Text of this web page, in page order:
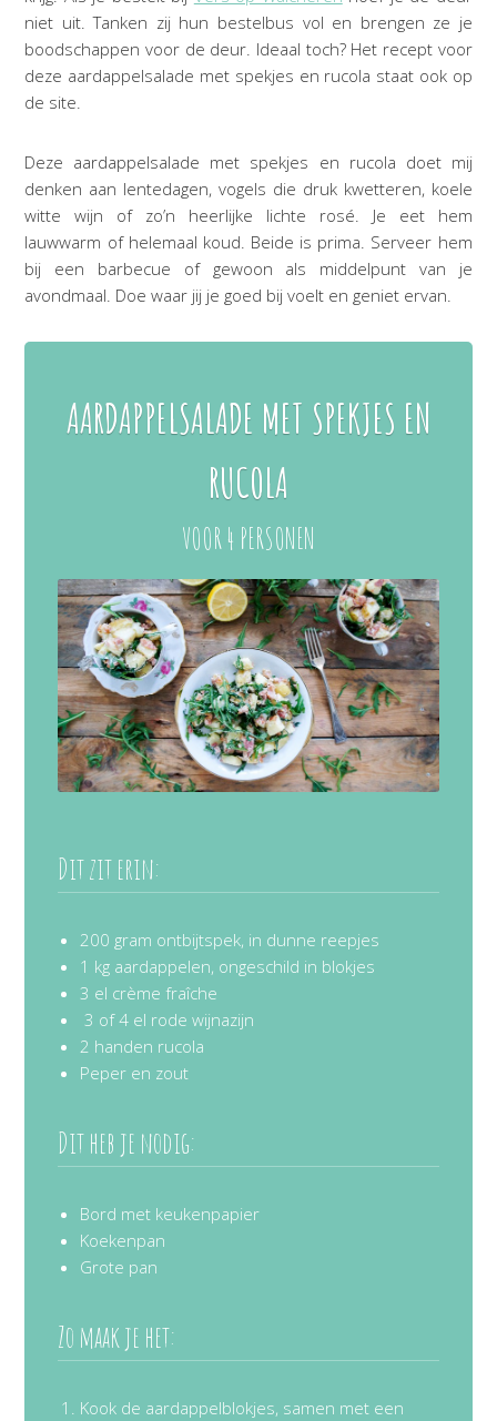
niet uit. Tanken zij hun bestelbus vol en brengen ze je
boodschappen voor de deur. Ideaal toch? Het recept voor
deze aardappelsalade met spekjes en rucola staat ook op
de site.
Deze aardappelsalade met spekjes en rucola doet mij
denken aan lentedagen, vogels die druk kwetteren, koele
witte wijn of zo’n heerlijke lichte rosé. Je eet hem
lauwwarm of helemaal koud. Beide is prima. Serveer hem
bij een barbecue of gewoon als middelpunt van je
avondmaal. Doe waar jij je goed bij voelt en geniet ervan.
AARDAPPELSALADE MET SPEKJES EN
RUCOLA
VOOR 4 PERSONEN
Dit zit erin:
200 gram ontbijtspek, in dunne reepjes
1 kg aardappelen, ongeschild in blokjes
3 el crème fraîche
3 of 4 el rode wijnazijn
2 handen rucola
Peper en zout
Dit heb je nodig:
Bord met keukenpapier
Koekenpan
Grote pan
Zo maak je het:
Kook de aardappelblokjes, samen met een